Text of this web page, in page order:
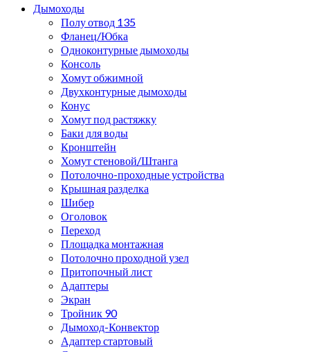
Дымоходы
Полу отвод 135
Фланец/Юбка
Одноконтурные дымоходы
Консоль
Хомут обжимной
Двухконтурные дымоходы
Конус
Хомут под растяжку
Баки для воды
Кронштейн
Хомут стеновой/Штанга
Потолочно-проходные устройства
Крышная разделка
Шибер
Оголовок
Переход
Площадка монтажная
Потолочно проходной узел
Притопочный лист
Адаптеры
Экран
Тройник 90
Дымоход-Конвектор
Адаптер стартовый